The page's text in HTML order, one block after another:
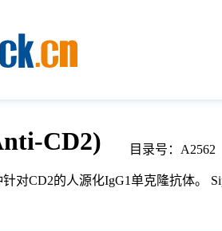
CD2) 目录号：
针对CD2的人源化IgG1单克隆抗体。